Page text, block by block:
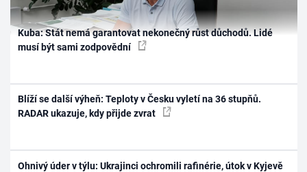
Kuba: Stát nemá garantovat nekonečný růst důchodů. Lidé
musí být sami zodpovědní
Blíží se další výheň: Teploty v Česku vyletí na 36 stupňů.
RADAR ukazuje, kdy přijde zvrat
Ohnivý úder v týlu: Ukrajinci ochromili rafinérie, útok v Kyjevě